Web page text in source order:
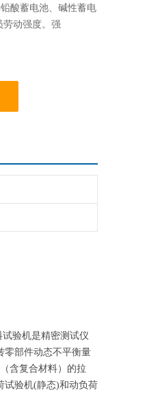
酸蓄电池、碱性蓄电
动强度。强
验机是精密测试仪
零部件动态不平衡量
含复合材料）的拉
试验机(静态)和动负荷